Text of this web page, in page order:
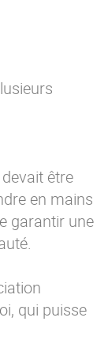
devait être
en mains
garantir une
qui puisse